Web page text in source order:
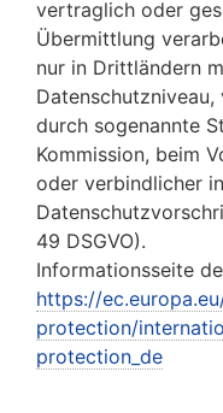
vertraglich oder
Übermittlung
nur in Drittländern
durch sogenannte
Kommission, beim
oder verbindlicher
49 DSGVO).
Informationsseite
https://
protection/
protection_de